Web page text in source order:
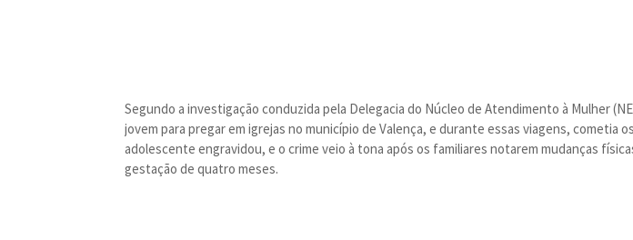
Segundo a investigação conduzida pela Delegacia do Núcleo de Atendimento à Mulher
jovem para pregar em igrejas no município de Valença, e durante essas viagens, cometia
adolescente engravidou, e o crime veio à tona após os familiares notarem mudanças
gestação de quatro meses.